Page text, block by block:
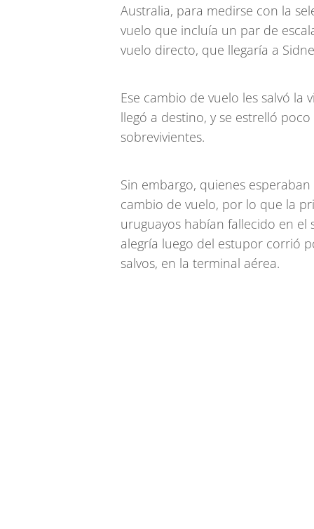
Australia, para medirse con la
vuelo que incluía un par de
vuelo directo, que llegaría a
Ese cambio de vuelo les salvó la
llegó a destino, y se estrelló
sobrevivientes.
Sin embargo, quienes
cambio de vuelo, por lo que la
uruguayos habían fallecido en el
alegría luego del estupor corrió
salvos, en la terminal aérea.